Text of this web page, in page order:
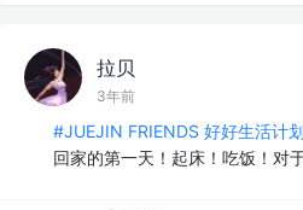
拉贝
3年前
#JUEJIN FRIENDS 好好生活计
回家的第一天！起床！吃饭！对